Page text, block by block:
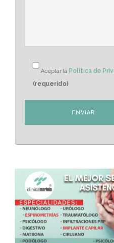
Aceptar la Política de
(requerido)